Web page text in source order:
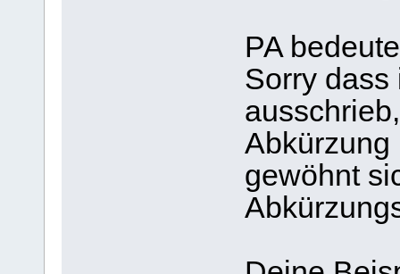
PA
Sorry dass
Abkürzung
gewöhnt